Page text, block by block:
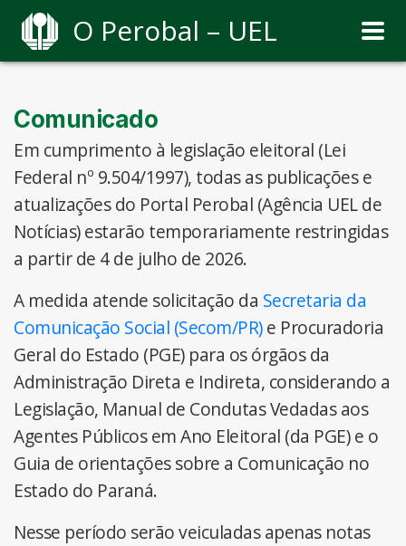
O Perobal – UEL
Comunicado
Em cumprimento à legislação eleitoral (Lei
Federal nº 9.504/1997), todas as publicações e
atualizações do Portal Perobal (Agência UEL de
Notícias) estarão temporariamente restringidas
a partir de 4 de julho de 2026.
A medida atende solicitação da Secretaria da
Comunicação Social (Secom/PR)e Procuradoria
Geral do Estado (PGE) para os órgãos da
Administração Direta e Indireta, considerando a
Legislação, Manual de Condutas Vedadas aos
Agentes Públicos em Ano Eleitoral (da PGE) e o
Guia de orientações sobre a Comunicação no
Estado do Paraná.
Nesse período serão veiculadas apenas notas